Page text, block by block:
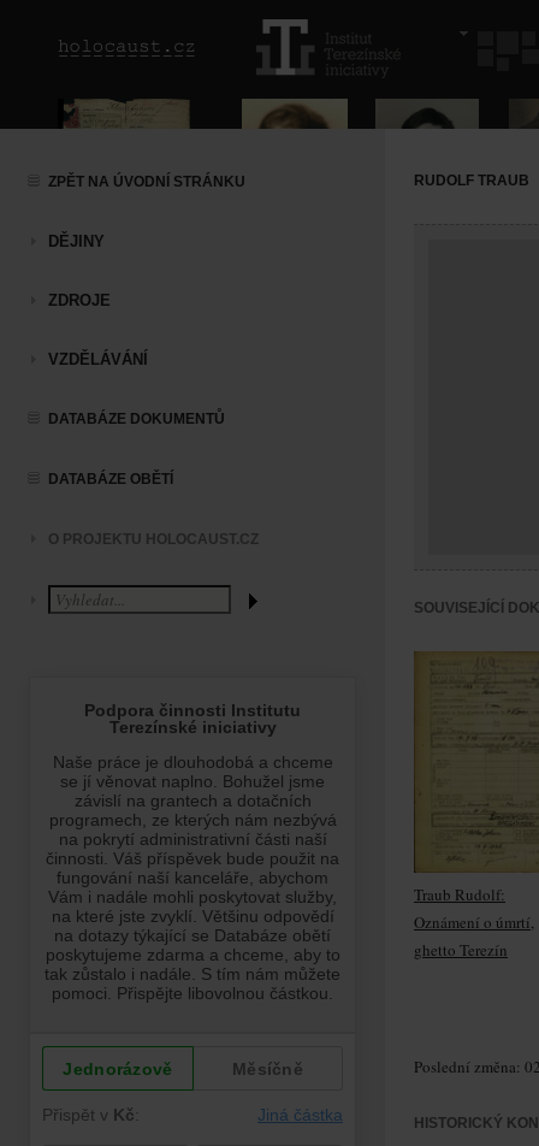
ZPĚT NA ÚVODNÍ STRÁNKU
DĚJINY
ZDROJE
VZDĚLÁVÁNÍ
DATABÁZE DOKUMENTŮ
DATABÁZE OBĚTÍ
O PROJEKTU HOLOCAUST.CZ
RUDOLF TRAUB
SOUVISEJÍCÍ
Traub Rudolf:
Oznámení o úmrtí,
ghetto Terezín
Poslední změna:
HISTORICKÝ